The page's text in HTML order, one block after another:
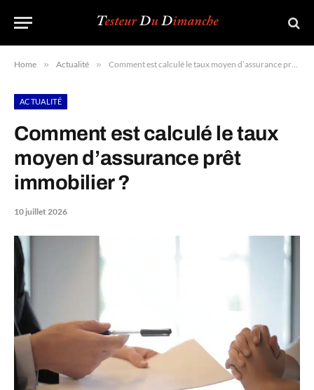
Home » Actualité » Comment est calculé le taux moyen d’assurance prêt immobilier ?
ACTUALITÉ
Comment est calculé le taux
moyen d’assurance prêt
immobilier ?
10 juillet 2026